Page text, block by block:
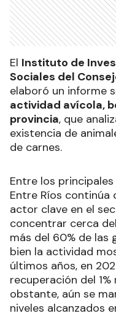
El Instituto de
Sociales del
elaboró un informe
actividad avícola,
provincia, que
existencia de
de carnes.
Entre los
Entre Ríos continúa
actor clave en el
concentrar cerca
más del 60% de las
bien la actividad
últimos años, en
recuperación del
obstante, aún se
niveles alcanzados